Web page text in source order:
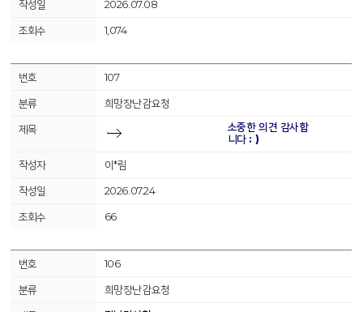
2026.07.08
1,074
107
희망장난감요청
소중한 의견 감사합
니다 : )
이*림
2026.07.24
66
106
희망장난감요청